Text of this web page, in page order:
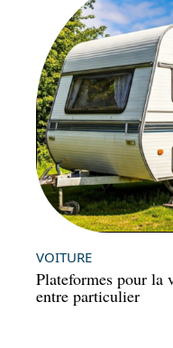
VOITURE
Plateformes pour la
entre particulier